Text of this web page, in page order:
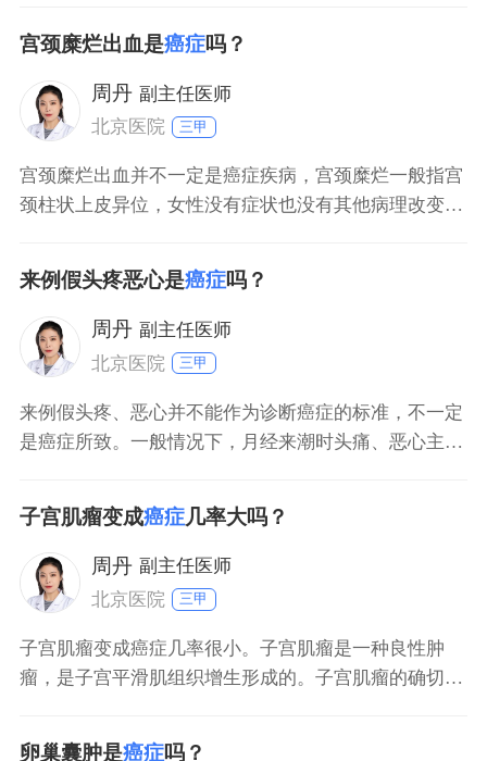
宫颈糜烂出血是癌症吗？
周丹 副主任医师
北京医院
三甲
宫颈糜烂出血并不一定是癌症疾病，宫颈糜烂一般指宫
颈柱状上皮异位，女性没有症状也没有其他病理改变，
皮会发生内移或外移，可能会替代鳞状上皮而导致局部
呈现糜烂样的改变。如果糜烂面发生出血症状，考虑女
性可能有慢性宫颈炎疾病，引起局部组织水肿后可能会
导致局部出血
来例假头疼恶心是癌症吗？
周丹 副主任医师
北京医院
三甲
来例假头疼、恶心并不能作为诊断癌症的标准，不一定
是癌症所致。一般情况下，月经来潮时头痛、恶心主要
月经结束后症状多能自行消失，无需过于担忧。若不放
心，可以入院挂妇产科做下相关的检查。若确诊是癌症
引起，且处于
子宫肌瘤变成癌症几率大吗？
周丹 副主任医师
北京医院
三甲
子宫肌瘤变成癌症几率很小。子宫肌瘤是一种良性肿
瘤，是子宫平滑肌组织增生形成的。子宫肌瘤的确切病
突变等有关。年龄大于40岁、肥胖、患有多囊卵巢综合
卵巢囊肿是癌症吗？